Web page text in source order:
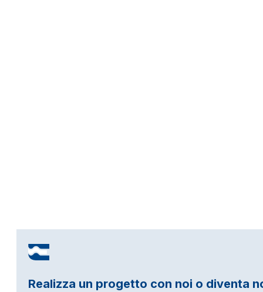
Realizza un progetto con noi o diventa